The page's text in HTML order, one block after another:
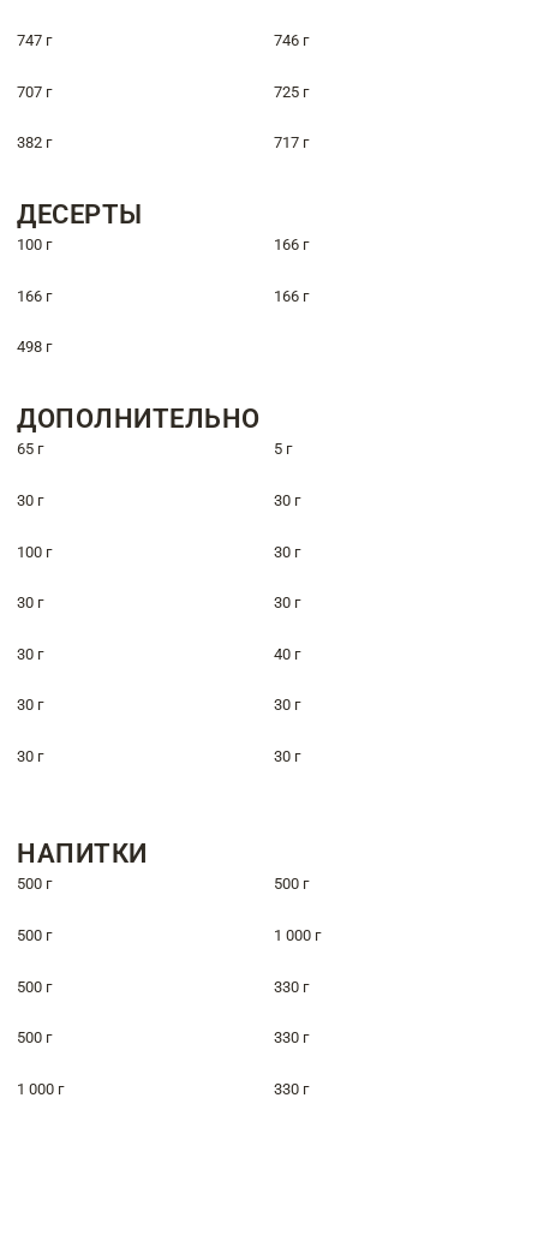
747 г 746 г
707 г 725 г
382 г 717 г
ДЕСЕРТЫ
100 г 166 г
166 г 166 г
498 г
ДОПОЛНИТЕЛЬНО
65 г 5 г
30 г 30 г
100 г 30 г
30 г 30 г
30 г 40 г
30 г 30 г
30 г 30 г
НАПИТКИ
500 г 500 г
500 г 1 000 г
500 г 330 г
500 г 330 г
1 000 г 330 г